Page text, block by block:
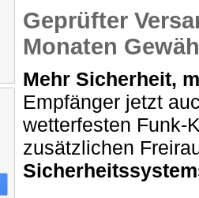
Geprüfter
Monaten
Mehr Sicherheit,
Empfänger jetzt
wetterfesten Funk-
zusätzlichen